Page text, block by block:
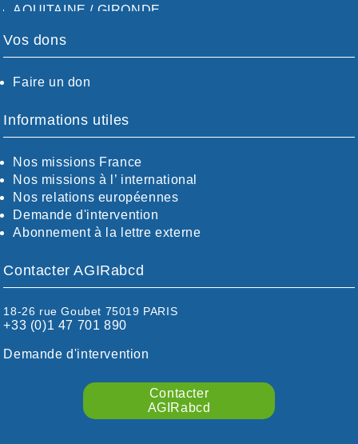
AQUITAINE / GIRONDE
AUDE
CALVADOS-ORNE
CHARENTE-MARITIME
DORDOGNE
DRÖME / ARDÈCHE
ESSONNE
EURE-ET-LOIR
EURE/SEINE-MARITIME
GARD
HAUTE-GARONNE
HAUTES-PYRÉNÉES
HÉRAULT
ISÈRE
LOIRE / OCÉAN
Vos dons
Faire un don
Informations utiles
Nos missions France
Nos missions à l’ international
Nos relations européennes
Demande d'intervention
Abonnement à la lettre externe
Contacter AGIRabcd
18-26 rue Goubet 75019 PARIS
+33 (0)1 47 701 890
Demande d'intervention
Contacter
AGIRabcd